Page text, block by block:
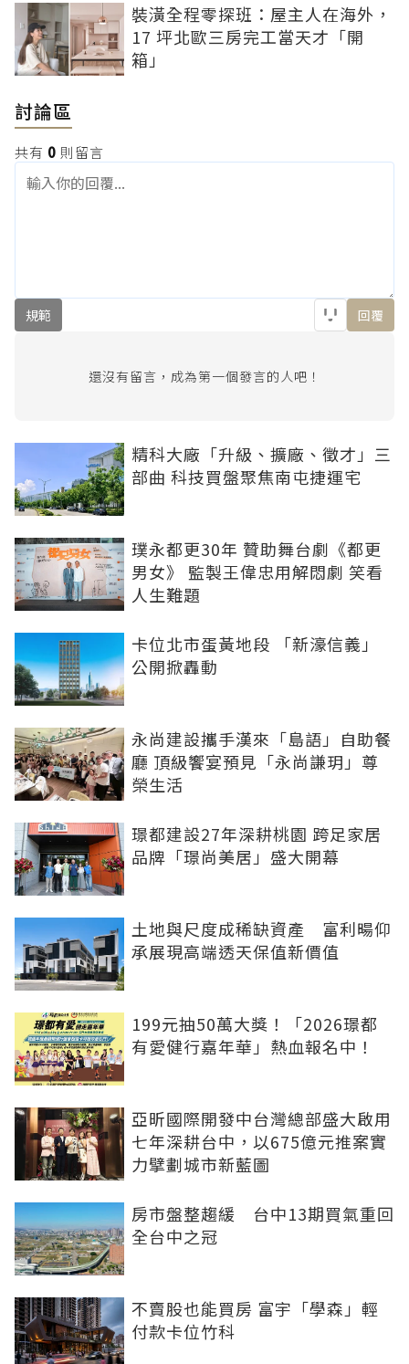
裝潢全程零探班：屋主人在海外，
17 坪北歐三房完工當天才「開
箱」
討論區
共有 0 則留言
規範 回覆
還沒有留言，成為第一個發言的人吧！
精科大廠「升級、擴廠、徵才」三
部曲 科技買盤聚焦南屯捷運宅
璞永都更30年 贊助舞台劇《都更
男女》 監製王偉忠用解悶劇 笑看
人生難題
卡位北市蛋黃地段 「新濠信義」
公開掀轟動
永尚建設攜手漢來「島語」自助餐
廳 頂級饗宴預見「永尚謙玥」尊
榮生活
璟都建設27年深耕桃園 跨足家居
品牌「璟尚美居」盛大開幕
土地與尺度成稀缺資產 富利暘仰
承展現高端透天保值新價值
199元抽50萬大獎！「2026璟都
有愛健行嘉年華」熱血報名中！
亞昕國際開發中台灣總部盛大啟用
七年深耕台中，以675億元推案實
力擘劃城市新藍圖
房市盤整趨緩 台中13期買氣重回
全台中之冠
不賣股也能買房 富宇「學森」輕
付款卡位竹科